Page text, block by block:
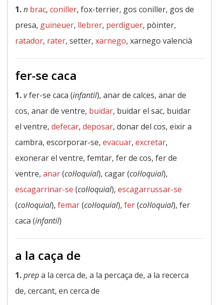
1.n brac, coniller, fox-terrier, gos coniller, gos de
presa, guineuer, llebrer, perdiguer, pòinter,
ratador, rater, setter, xarnego, xarnego valencià
fer-se caca
1.vfer-se caca (infantil), anar de calces, anar de
cos, anar de ventre, buidar, buidar el sac, buidar
el ventre, defecar, deposar, donar del cos, eixir a
cambra, escorporar-se, evacuar, excretar,
exonerar el ventre, femtar, fer de cos, fer de
ventre, anar(col·loquial), cagar (col·loquial),
escagarrinar-se (col·loquial), escagarrussar-se
(col·loquial), femar(col·loquial), fer(col·loquial), fer
caca (infantil)
a la caça de
1.prepa la cerca de, a la percaça de, a la recerca
de, cercant, en cerca de